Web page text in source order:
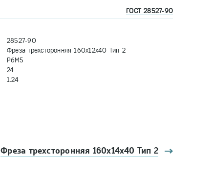
ГОСТ 28527-90
28527-90
Фреза трехсторонняя 160х12х40 Тип 2
Р6М5
24
1.24
Фреза трехсторонняя 160х14х40 Тип 2